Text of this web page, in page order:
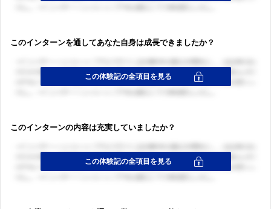
このインターンを通してあなた自身は成長できましたか？
このインターンの内容は充実していましたか？
ログイン・会員登録
ログイン・会員登録